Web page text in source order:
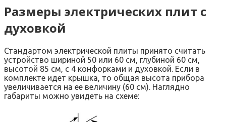
Размеры электрических плит с
духовкой
Стандартом электрической плиты принято считать
устройство шириной 50 или 60 см, глубиной 60 см,
высотой 85 см, с 4 конфорками и духовкой. Если в
комплекте идет крышка, то общая высота прибора
увеличивается на ее величину (60 см). Наглядно
габариты можно увидеть на схеме: